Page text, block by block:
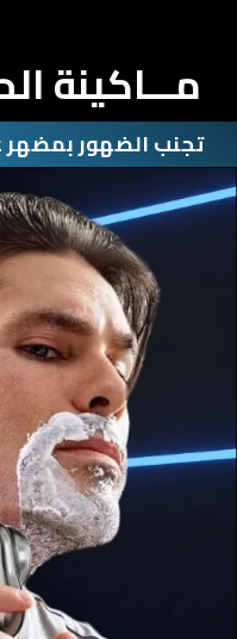
مـــاكينة
تجنب الضهور